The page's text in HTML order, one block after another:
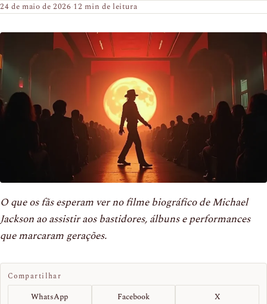
24 de maio de 2026·12 min de leitura
O que os fãs esperam ver no filme biográfico de Michael
Jackson ao assistir aos bastidores, álbuns e performances
que marcaram gerações.
Compartilhar
WhatsApp Facebook X